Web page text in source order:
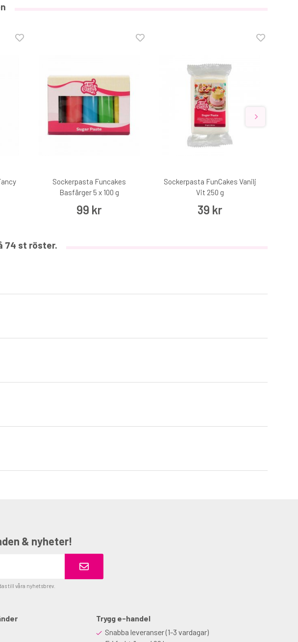
Sockerpasta Funcakes
Basfärger 5 x 100 g
99 kr
Sockerpasta FunCakes Vanilj
Vit 250 g
39 kr
74 st röster.
& nyheter!
till våra nyhetsbrev.
Trygg e-handel
Snabba leveranser (1-3 vardagar)